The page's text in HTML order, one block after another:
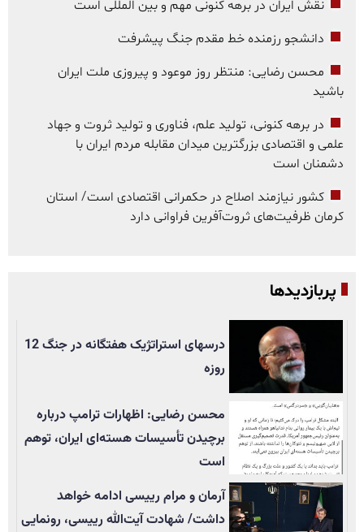
نقش ایران در برهه کنونی مهم و بین المللی است
دانشجو رزمنده خط مقدم جنگ پیشرفت
محسن رضایی: منتظر روز موعود و پیروزی ملت ایران
باشید
در برهه کنونی، تولید علم، فناوری و تولید ثروت و جهاد
علمی و اقتصادی بزرگترین میدان مقابله مردم ایران با
دشمنان است
کشور نیازمند اصلاح در حکمرانی اقتصادی است/ استان
کرمان ظرفیت‌های ثروت‌آفرین فراوانی دارد
پربازدیدها
درسهای استراتژیک هفتگانه در جنگ 12
روزه
محسن رضایی: اظهارات ترامپ درباره
برچیدن تأسيسات هسته‌ای ایران، توهم
است
آرمان و مرام رییسی ادامه خواهد
داشت/ شهادت آیت‌الله رییسی، رونمایی